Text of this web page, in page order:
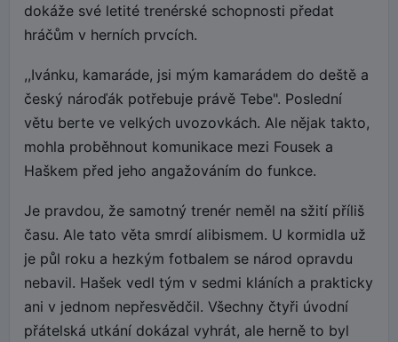
dokáže své letité trenérské schopnosti předat
hráčům v herních prvcích.
,,Ivánku, kamaráde, jsi mým kamarádem do deště a
český nároďák potřebuje právě Tebe". Poslední
větu berte ve velkých uvozovkách. Ale nějak takto,
mohla proběhnout komunikace mezi Fousek a
Haškem před jeho angažováním do funkce.
Je pravdou, že samotný trenér neměl na sžití příliš
času. Ale tato věta smrdí alibismem. U kormidla už
je půl roku a hezkým fotbalem se národ opravdu
nebavil. Hašek vedl tým v sedmi kláních a prakticky
ani v jednom nepřesvědčil. Všechny čtyři úvodní
přátelská utkání dokázal vyhrát, ale herně to byl